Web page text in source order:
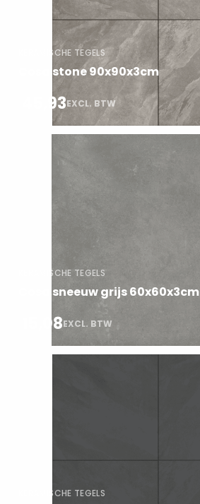
KERAMISCHE TEGELS
Cosa stone 90x90x3cm
45,93EXCL. BTW
KERAMISCHE TEGELS
Cosa sneeuw grijs 60x60x3cm
15,08EXCL. BTW
KERAMISCHE TEGELS